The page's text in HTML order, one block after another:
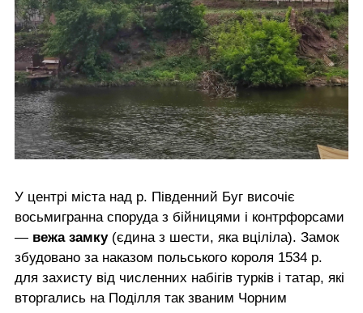
У центрі міста над р. Південний Буг височіє
восьмигранна споруда з бійницями і контрфорсами
— вежа замку(єдина з шести, яка вціліла). Замок
збудовано за наказом польського короля 1534 р.
для захисту від численних набігів турків і татар, які
вторгались на Поділля так званим Чорним